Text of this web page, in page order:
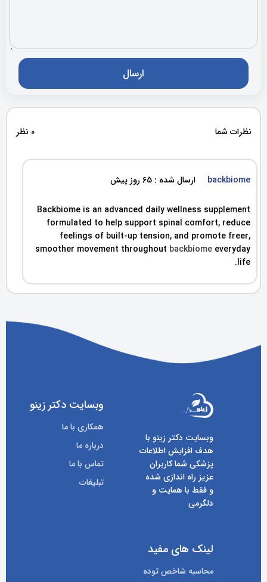
نظرات شما 0 نظر
backbiome ارسال شده : 65 روز پیش
Backbiome is an advanced daily wellness supplement
formulated to help support spinal comfort, reduce
feelings of built-up tension, and promote freer,
smoother movement throughout backbiome everyday
life.
وبسایت دکتر زینو با
هدف افزایش اطلاعات
پزشکی شما کاربران
عزیز راه اندازی شده
و فقط با همایت و
دلگرمی
وبسایت دکتر زینو
همکاری با ما
درباره ما
تماس با ما
تبلیغات
لینک های مفید
محاسبه شاخص توده